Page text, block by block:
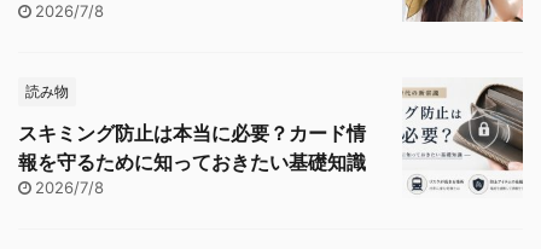
2026/7/8
読み物
スキミング防止は本当に必要？カード情
報を守るために知っておきたい基礎知識
2026/7/8